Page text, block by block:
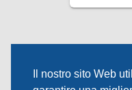
Il nostro sito Web